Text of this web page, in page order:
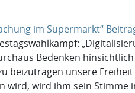
im Supermarkt“
Bedenken
beizutragen unsere
wird, wird ihm sein